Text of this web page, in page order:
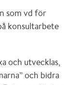
som vd för
konsultarbete
och utvecklas,
och bidra